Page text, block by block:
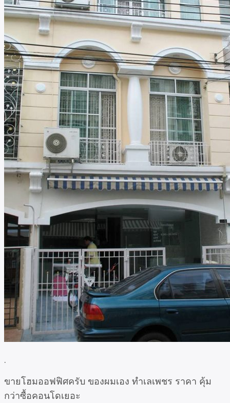
.
ขายโฮมออฟฟิศครับ ของผมเอง ทำเลเพชร ราคา คุ้ม
กว่าซื้อคอนโดเยอะ